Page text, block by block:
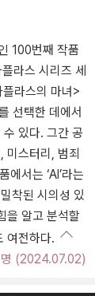
100번째 작품
라스 시리즈 세
라스의 마녀>
선택한 데에서
있다. 그간 공
미스터리, 범죄
서는 ‘AI’라는
착된 시의성 있
을 알고 분석할
여전하다.
(2024.07.02)